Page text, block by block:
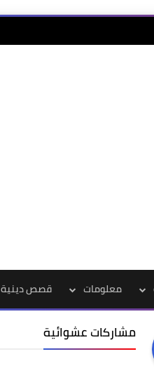
معلومات قصص دينية
مشاركات عشوائية